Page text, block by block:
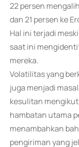
22 persen
dan 21 persen ke
Hal ini terjadi
saat ini
mereka.
Volatilitas yang
juga menjadi
kesulitan
hambatan utama
menambahkan
pengiriman yang